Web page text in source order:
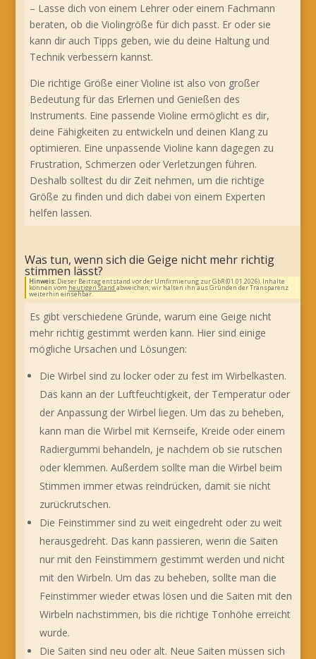
– Lasse dich von einem Lehrer oder einem Fachmann
beraten, ob die Violingröße für dich passt. Er oder sie
kann dir auch Tipps geben, wie du deine Haltung und
Technik verbessern kannst.
Die richtige Größe einer Violine ist also von großer
Bedeutung für das Erlernen und Genießen des
Instruments. Eine passende Violine ermöglicht es dir,
deine Fähigkeiten zu entwickeln und deinen Klang zu
optimieren. Eine unpassende Violine kann dagegen zu
Frustration, Schmerzen oder Verletzungen führen.
Deshalb solltest du dir Zeit nehmen, um die richtige
Größe zu finden und dich dabei von einem Experten
helfen lassen.
Was tun, wenn sich die Geige nicht mehr richtig
stimmen lässt?
Hinweis:Dieser Beitrag entstand vor der Umfirmierung zur GbR (01.01.2026). Inhalte
können vom heutigen Stand abweichen; wir halten ihn aus Gründen der Transparenz
weiterhin einsehbar.
Es gibt verschiedene Gründe, warum eine Geige nicht
mehr richtig gestimmt werden kann. Hier sind einige
mögliche Ursachen und Lösungen:
Die Wirbel sind zu locker oder zu fest im Wirbelkasten.
Das kann an der Luftfeuchtigkeit, der Temperatur oder
der Anpassung der Wirbel liegen. Um das zu beheben,
kann man die Wirbel mit Kernseife, Kreide oder einem
Radiergummi behandeln, je nachdem ob sie rutschen
oder klemmen. Außerdem sollte man die Wirbel beim
Stimmen immer etwas reindrücken, damit sie nicht
zurückrutschen.
Die Feinstimmer sind zu weit eingedreht oder zu weit
herausgedreht. Das kann passieren, wenn die Saiten
nur mit den Feinstimmern gestimmt werden und nicht
mit den Wirbeln. Um das zu beheben, sollte man die
Feinstimmer wieder etwas lösen und die Saiten mit den
Wirbeln nachstimmen, bis die richtige Tonhöhe erreicht
wurde.
Die Saiten sind neu oder alt. Neue Saiten müssen sich